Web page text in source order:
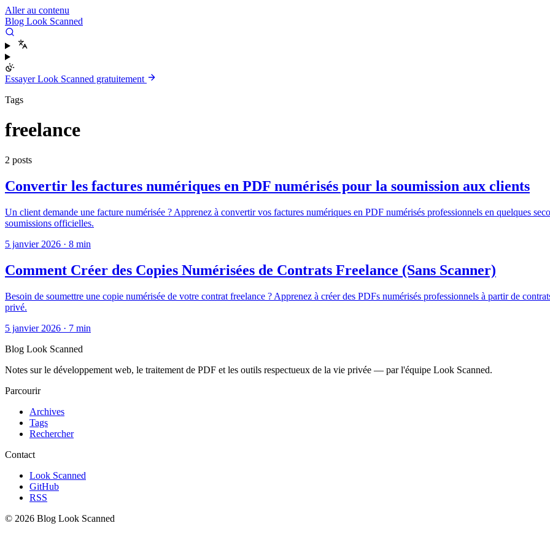
Aller au contenu
Blog Look Scanned
Essayer Look Scanned gratuitement
Tags
freelance
2 posts
Convertir les factures numériques en PDF numérisés pour la soumission aux clients
Un client demande une facture numérisée ? Apprenez à convertir vos factures numériques en PDF numérisés professionnels en quelques
soumissions officielles.
5 janvier 2026 · 8 min
Comment Créer des Copies Numérisées de Contrats Freelance (Sans Scanner)
Besoin de soumettre une copie numérisée de votre contrat freelance ? Apprenez à créer des PDFs numérisés professionnels à partir de
privé.
5 janvier 2026 · 7 min
Blog Look Scanned
Notes sur le développement web, le traitement de PDF et les outils respectueux de la vie privée — par l'équipe Look Scanned.
Parcourir
Archives
Tags
Rechercher
Contact
Look Scanned
GitHub
RSS
© 2026 Blog Look Scanned